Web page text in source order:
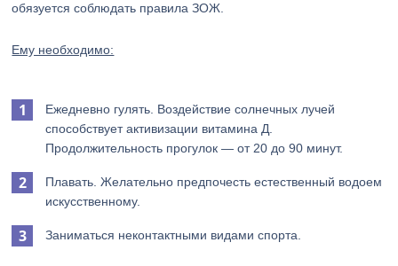
обязуется соблюдать правила ЗОЖ.
Ему необходимо:
Ежедневно гулять. Воздействие солнечных лучей
способствует активизации витамина Д.
Продолжительность прогулок — от 20 до 90 минут.
Плавать. Желательно предпочесть естественный водоем
искусственному.
Заниматься неконтактными видами спорта.